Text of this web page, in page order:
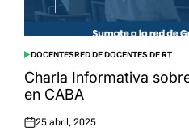
POSTED
IN
DOCENTESRED DE DOCENTES DE RT
Charla Informativa
en CABA
Posted
25 abril, 2025